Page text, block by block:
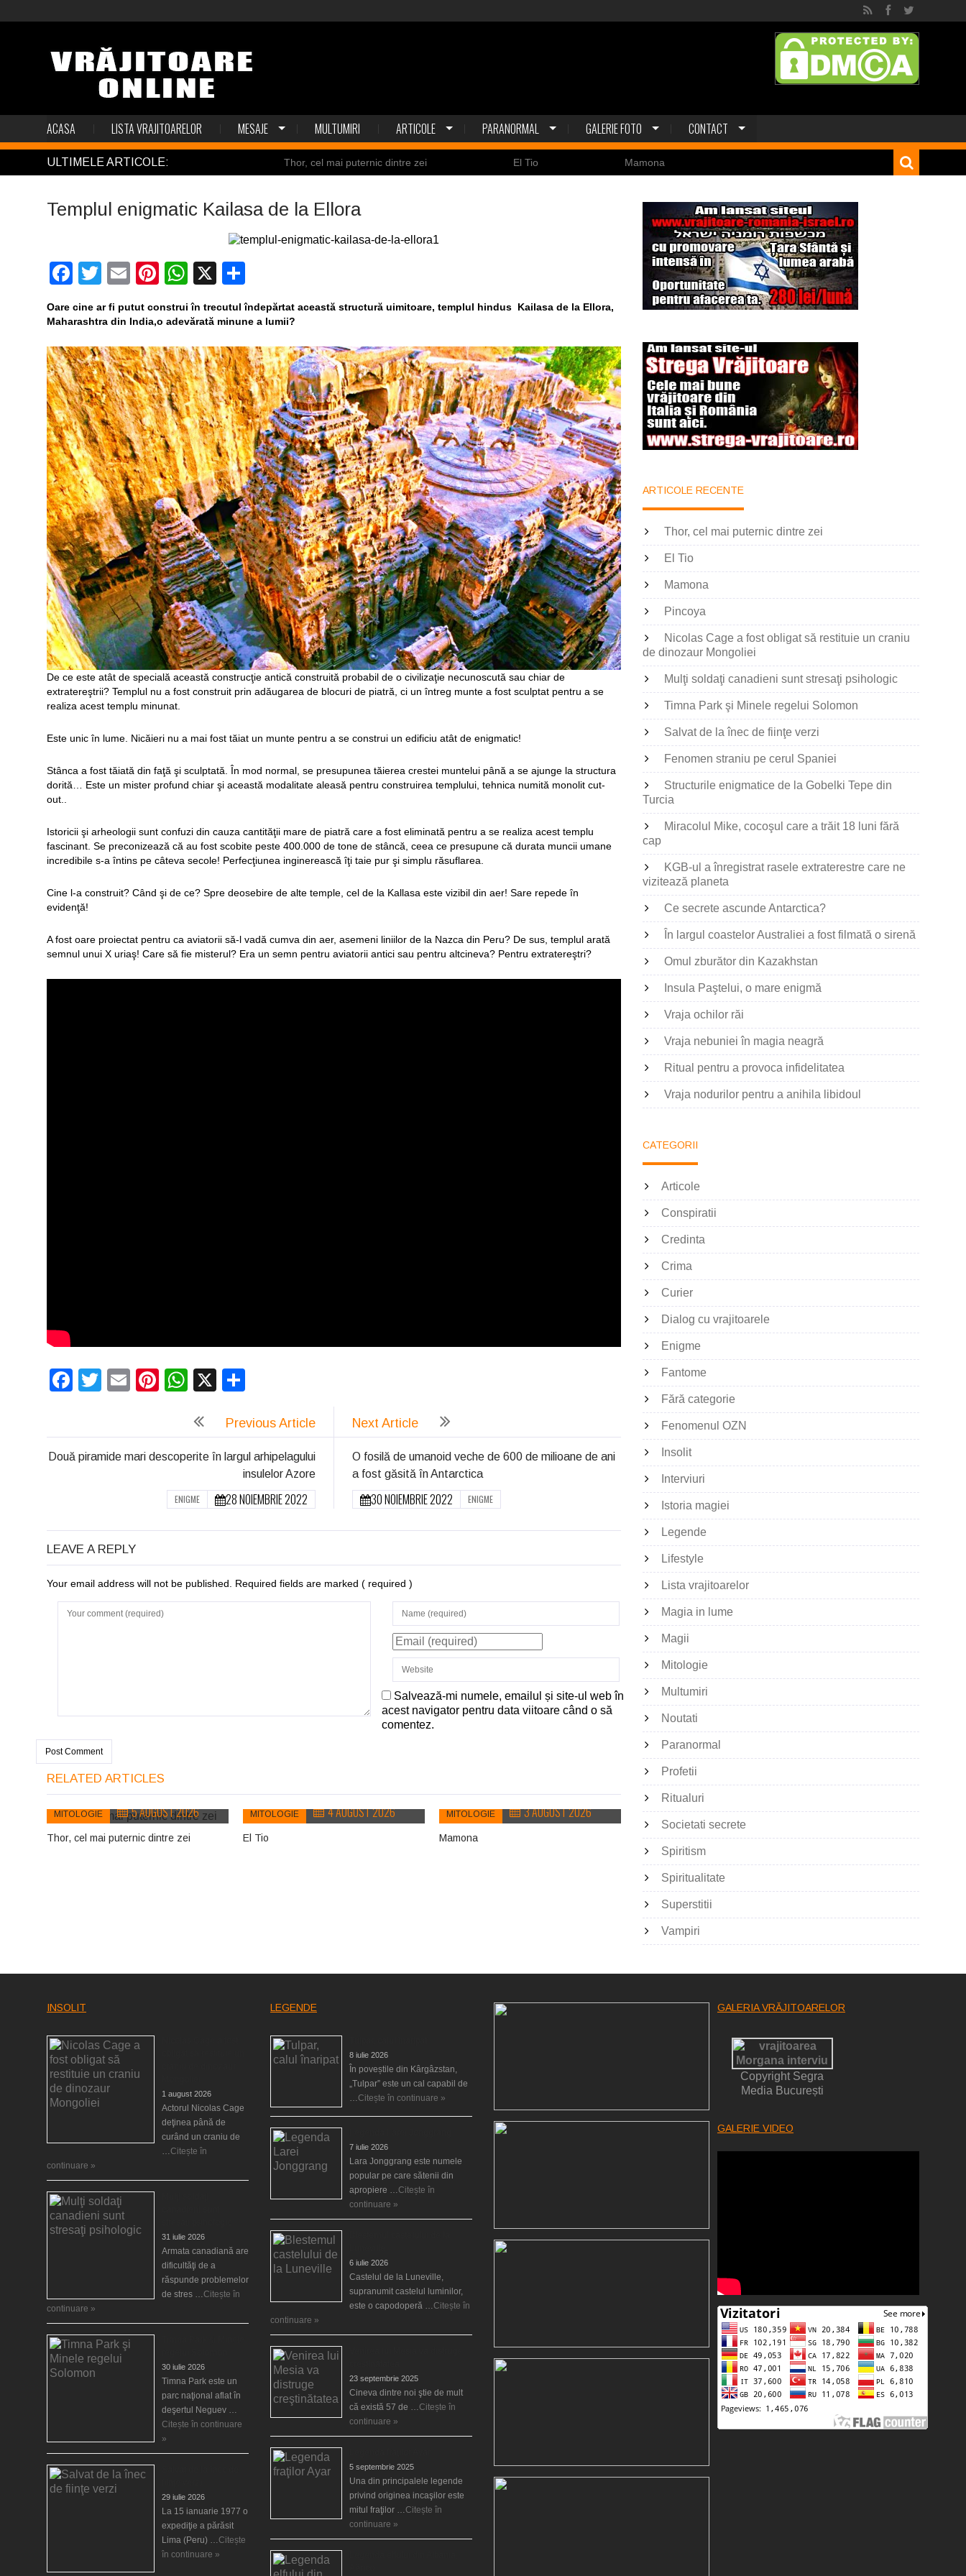
ACASA LISTA VRAJITOARELOR MESAJE MULTUMIRI ARTICOLE PARANORMAL GALERIE FOTO CONTACT
ULTIMELE ARTICOLE: Thor, cel mai puternic dintre zei El Tio Mamona
Mulţi soldaţi canadieni sunt stresaţi psihologic Timna Park şi Minele regelui Solomon
Salvat de la înec de fiinţe verzi Fenomen straniu pe cerul Spaniei
Templul enigmatic Kailasa de la Ellora
Facebook
Twitter
EmailPinterest
WhatsApp
X
Oare cine ar fi putut construi în trecutul îndepărtat această structură uimitoare, templul hindus Kailasa de la Ellora,
Maharashtra din India,o adevărată minune a lumii?
De ce este atât de specială această construcţie antică construită probabil de o civilizaţie necunoscută sau chiar de
extratereştrii? Templul nu a fost construit prin adăugarea de blocuri de piatră, ci un întreg munte a fost sculptat pentru a se
realiza acest templu minunat.
Este unic în lume. Nicăieri nu a mai fost tăiat un munte pentru a se construi un edificiu atât de enigmatic!
Stânca a fost tăiată din faţă şi sculptată. În mod normal, se presupunea tăierea crestei muntelui până a se ajunge la structura
dorită… Este un mister profund chiar şi această modalitate aleasă pentru construirea templului, tehnica numită monolit cut-
out..
Istoricii şi arheologii sunt confuzi din cauza cantităţii mare de piatră care a fost eliminată pentru a se realiza acest templu
fascinant. Se preconizează că au fost scobite peste 400.000 de tone de stâncă, ceea ce presupune că durata muncii umane
incredibile s-a întins pe câteva secole! Perfecţiunea inginerească îţi taie pur şi simplu răsuflarea.
Cine l-a construit? Când şi de ce? Spre deosebire de alte temple, cel de la Kallasa este vizibil din aer! Sare repede în
evidenţă!
A fost oare proiectat pentru ca aviatorii să-l vadă cumva din aer, asemeni liniilor de la Nazca din Peru? De sus, templul arată
semnul unui X uriaş! Care să fie misterul? Era un semn pentru aviatorii antici sau pentru altcineva? Pentru extratereştri?
Facebook
Twitter
EmailPinterest
WhatsApp
X
Previous Article
Două piramide mari descoperite în largul arhipelagului
insulelor Azore
28 NOIEMBRIE 2022
ENIGME
Next Article
O fosilă de umanoid veche de 600 de milioane de ani
a fost găsită în Antarctica
30 NOIEMBRIE 2022 ENIGME
LEAVE A REPLY
Your email address will not be published. Required fields are marked ( required )
Salvează-mi numele, emailul și site-ul web în
acest navigator pentru data viitoare când o să
comentez.
RELATED ARTICLES
MITOLOGIE 5 AUGUST 2026
Thor, cel mai puternic dintre zei
MITOLOGIE 4 AUGUST 2026
El Tio
MITOLOGIE 3 AUGUST 2026
Mamona
ARTICOLE RECENTE
Thor, cel mai puternic dintre zei
El Tio
Mamona
Pincoya
Nicolas Cage a fost obligat să restituie un craniu
de dinozaur Mongoliei
Mulţi soldaţi canadieni sunt stresaţi psihologic
Timna Park şi Minele regelui Solomon
Salvat de la înec de fiinţe verzi
Fenomen straniu pe cerul Spaniei
Structurile enigmatice de la Gobelki Tepe din
Turcia
Miracolul Mike, cocoşul care a trăit 18 luni fără
cap
KGB-ul a înregistrat rasele extraterestre care ne
vizitează planeta
Ce secrete ascunde Antarctica?
În largul coastelor Australiei a fost filmată o sirenă
Omul zburător din Kazakhstan
Insula Paştelui, o mare enigmă
Vraja ochilor răi
Vraja nebuniei în magia neagră
Ritual pentru a provoca infidelitatea
Vraja nodurilor pentru a anihila libidoul
CATEGORII
Articole
Conspiratii
Credinta
Crima
Curier
Dialog cu vrajitoarele
Enigme
Fantome
Fără categorie
Fenomenul OZN
Insolit
Interviuri
Istoria magiei
Legende
Lifestyle
Lista vrajitoarelor
Magia in lume
Magii
Mitologie
Multumiri
Noutati
Paranormal
Profetii
Ritualuri
Societati secrete
Spiritism
Spiritualitate
Superstitii
Vampiri
INSOLIT
1 august 2026
Actorul Nicolas Cage
deţinea până de
curând un craniu de
…Citește în
continuare »
31 iulie 2026
Armata canadiană are
dificultăţi de a
răspunde problemelor
de stres …Citește în
continuare »
30 iulie 2026
Timna Park este un
parc naţional aflat în
deşertul Neguev …
Citește în continuare
»
29 iulie 2026
La 15 ianuarie 1977 o
expediţie a părăsit
Lima (Peru) …Citește
în continuare »
LEGENDE
8 iulie 2026
În poveștile din Kârgâzstan,
„Tulpar” este un cal capabil de
…Citește în continuare »
7 iulie 2026
Lara Jonggrang este numele
popular pe care sătenii din
apropiere …Citește în
continuare »
6 iulie 2026
Castelul de la Luneville,
supranumit castelul luminilor,
este o capodoperă …Citește în
continuare »
23 septembrie 2025
Cineva dintre noi ştie de mult
că există 57 de …Citește în
continuare »
5 septembrie 2025
Una din principalele legende
privind originea incaşilor este
mitul fraţilor …Citește în
continuare »
GALERIA VRĂJITOARELOR
Copyright Segra
Media București
GALERIE VIDEO